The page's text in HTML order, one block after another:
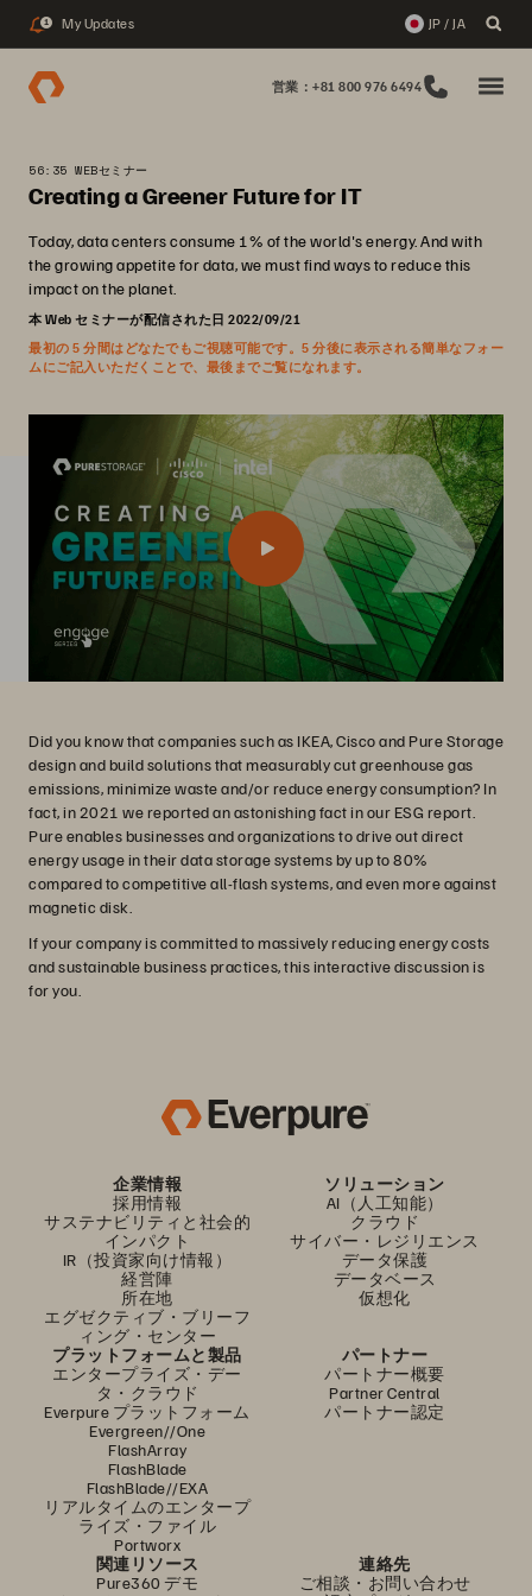
1 My Updates JP / JA
営業：+81 800 976 6494
56:35 WEBセミナー
Creating a Greener Future for IT
Today, data centers consume 1% of the world's energy. And with
the growing appetite for data, we must find ways to reduce this
impact on the planet.
本 Web セミナーが配信された日 2022/09/21
最初の 5 分間はどなたでもご視聴可能です。5 分後に表示される簡単なフォー
ムにご記入いただくことで、最後までご覧になれます。
Did you know that companies such as IKEA, Cisco and Pure Storage
design and build solutions that measurably cut greenhouse gas
emissions, minimize waste and/or reduce energy consumption? In
fact, in 2021 we reported an astonishing fact in our ESG report.
Pure enables businesses and organizations to drive out direct
energy usage in their data storage systems by up to 80%
compared to competitive all-flash systems, and even more against
magnetic disk.
If your company is committed to massively reducing energy costs
and sustainable business practices, this interactive discussion is
for you.
企業情報
採用情報
サステナビリティと社会的
インパクト
IR（投資家向け情報）
経営陣
所在地
エグゼクティブ・ブリーフ
ィング・センター
ソリューション
AI（人工知能）
クラウド
サイバー・レジリエンス
データ保護
データベース
仮想化
プラットフォームと製品
エンタープライズ・デー
タ・クラウド
Everpure プラットフォーム
Evergreen//One
FlashArray
FlashBlade
FlashBlade//EXA
リアルタイムのエンタープ
ライズ・ファイル
Portworx
パートナー
パートナー概要
Partner Central
パートナー認定
関連リソース
Pure360 デモ
連絡先
ご相談・お問い合わせ